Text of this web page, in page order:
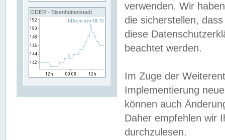
ODER - Eisenhüttenstadt
verwenden. Wir
die sicherstellen,
diese
beachtet werden.
Im Zuge der
Implementierung
können auch
Daher empfehlen wir
durchzulesen.